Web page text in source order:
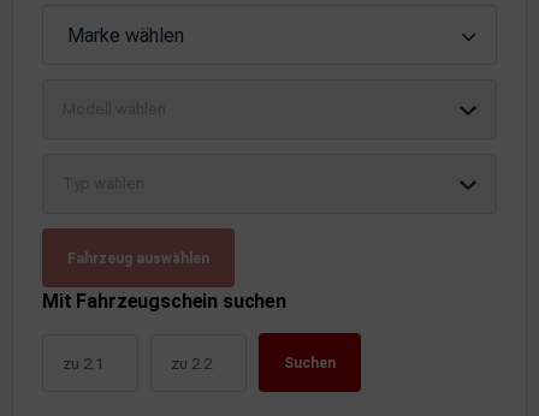
Marke wählen
Fahrzeug auswählen
Mit Fahrzeugschein suchen
Suchen
Dämpfung